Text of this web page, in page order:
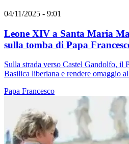
04/11/2025 - 9:01
Leone XIV a Santa Maria
sulla tomba di Papa
Sulla strada verso Castel Gandolfo, il
Basilica liberiana e rendere omaggio al
Papa Francesco